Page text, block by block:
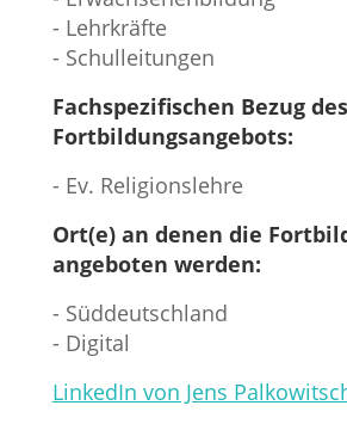
- Lehrkräfte
- Schulleitungen
Fachspezifischen Bezug des
Fortbildungsangebots:
- Ev. Religionslehre
Ort(e) an denen die
angeboten werden:
- Süddeutschland
- Digital
LinkedIn von Jens